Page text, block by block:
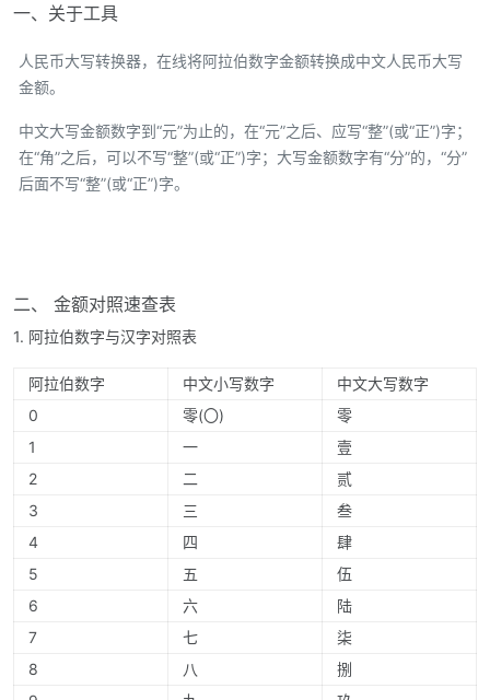
一、关于工具
人民币大写转换器，在线将阿拉伯数字金额转换成中文人民币大写
金额。
中文大写金额数字到“元”为止的，在“元”之后、应写“整”(或“正”)字；
在“角”之后，可以不写“整”(或“正”)字；大写金额数字有“分”的，“分”
后面不写“整”(或“正”)字。
二、 金额对照速查表
1. 阿拉伯数字与汉字对照表
阿拉伯数字 中文小写数字
中文大写数字
0
零(〇)
零
1
一
壹
2
二
贰
3
三
叁
4
四
肆
5
五
伍
6
六
陆
7
七
柒
8
八
捌